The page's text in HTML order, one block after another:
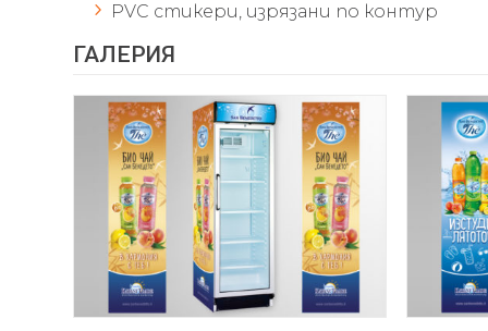
PVC стикери, изрязани по контур
ГАЛЕРИЯ